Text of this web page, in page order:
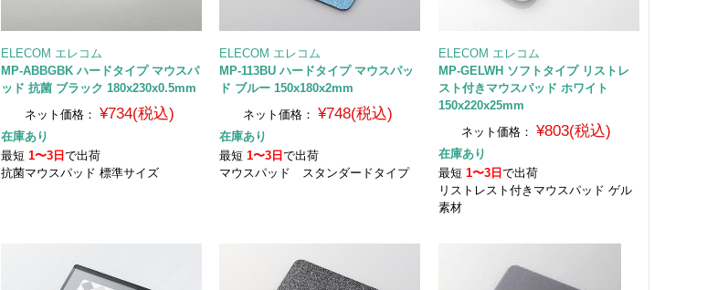
ELECOM エレコム
MP-ABBGBK ハードタイプ マウスパ
ッド 抗菌 ブラック 180x230x0.5mm
ネット価格： ¥734(税込)
在庫あり
最短1〜3日で出荷
抗菌マウスパッド 標準サイズ
ELECOM エレコム
MP-113BU ハードタイプ マウスパッ
ド ブルー 150x180x2mm
ネット価格：
¥748(税込)
在庫あり
最短1〜3日で出荷
マウスパッド スタンダードタイプ
ELECOM エレコム
MP-GELWH ソフトタイプ リストレ
スト付きマウスパッド ホワイト
150x220x25mm
ネット価格：
¥803(税込)
在庫あり
最短 1〜3日 で出荷
リストレスト付きマウスパッド ゲル
素材